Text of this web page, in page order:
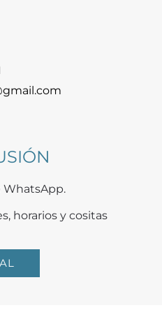
WhatsApp.
horarios y cositas